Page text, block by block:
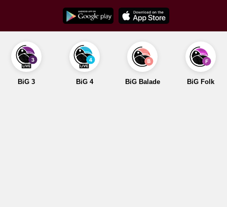
content
BiG 3 BiG 4 BiG Balade BiG Folk